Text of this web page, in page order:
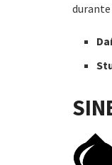
durante